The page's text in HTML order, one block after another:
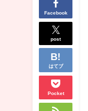
Facebook
post
はてブ
Pocket